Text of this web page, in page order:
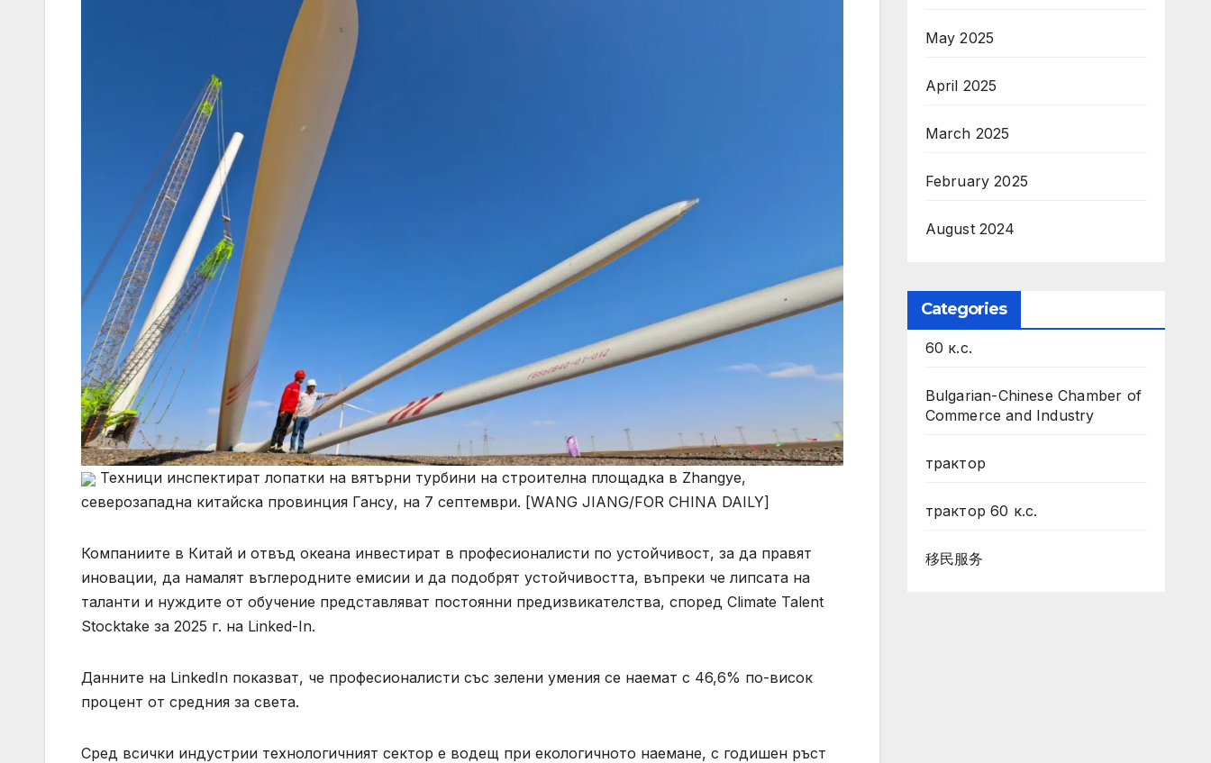
Техници инспектират лопатки на вятърни турбини на строителна площадка в Zhangye,
северозападна китайска провинция Гансу, на 7 септември. [WANG JIANG/FOR CHINA DAILY]
Компаниите в Китай и отвъд океана инвестират в професионалисти по устойчивост, за да правят
иновации, да намалят въглеродните емисии и да подобрят устойчивостта, въпреки че липсата на
таланти и нуждите от обучение представляват постоянни предизвикателства, според Climate Talent
Stocktake за 2025 г. на Linked-In.
Данните на LinkedIn показват, че професионалисти със зелени умения се наемат с 46,6% по-висок
процент от средния за света.
Сред всички индустрии технологичният сектор е водещ при екологичното наемане, с годишен ръст
May 2025
April 2025
March 2025
February 2025
August 2024
Categories
60 к.с.
Bulgarian-Chinese Chamber of
Commerce and Industry
трактор
трактор 60 к.с.
移民服务